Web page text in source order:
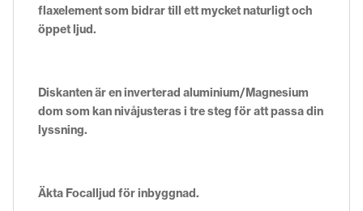
flaxelement som bidrar till ett mycket naturligt och
öppet ljud.
Diskanten är en inverterad aluminium/Magnesium
dom som kan nivåjusteras i tre steg för att passa din
lyssning.
Äkta Focalljud för inbyggnad.